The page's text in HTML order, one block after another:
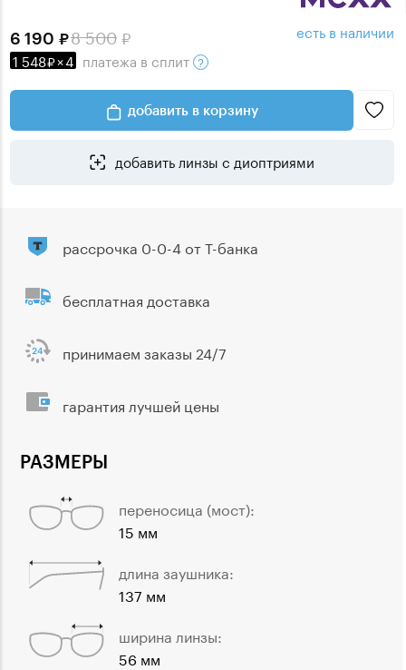
8 500
6 190
1 548 ×4 платежа в сплит
есть в наличии
добавить в корзину
добавить линзы с диоптриями
РАЗМЕРЫ
переносица (мост):
15 мм
длина заушника:
137 мм
ширина линзы:
56 мм
рассрочка 0-0-4 от Т-банка
бесплатная доставка
принимаем заказы 24/7
гарантия лучшей цены